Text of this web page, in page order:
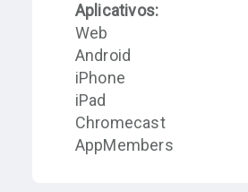
Aplicativos:
Web
Android
iPhone
iPad
Chromecast
AppMembers